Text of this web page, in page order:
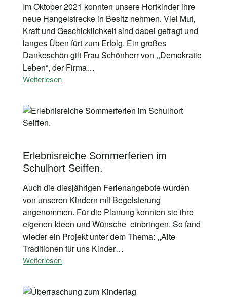
Im Oktober 2021 konnten unsere Hortkinder ihre
neue Hangelstrecke in Besitz nehmen. Viel Mut,
Kraft und Geschicklichkeit sind dabei gefragt und
langes Üben fürt zum Erfolg. Ein großes
Dankeschön gilt Frau Schönherr von ,,Demokratie
Leben“, der Firma…
Weiterlesen
Erlebnisreiche Sommerferien im
Schulhort Seiffen.
Auch die diesjährigen Ferienangebote wurden
von unseren Kindern mit Begeisterung
angenommen. Für die Planung konnten sie ihre
eigenen Ideen und Wünsche einbringen. So fand
wieder ein Projekt unter dem Thema: ,,Alte
Traditionen für uns Kinder…
Weiterlesen